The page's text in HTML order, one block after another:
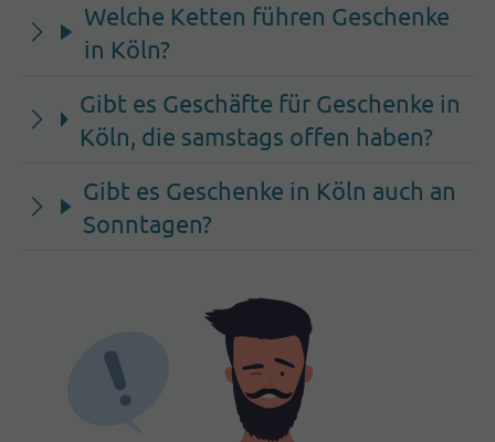
Welche Ketten führen Geschenke
in Köln?
Gibt es Geschäfte für Geschenke in
Köln, die samstags offen haben?
Gibt es Geschenke in Köln auch an
Sonntagen?